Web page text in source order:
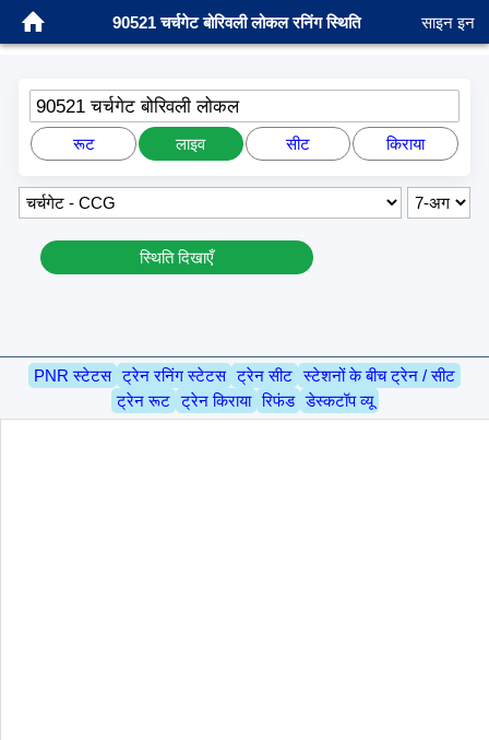
90521 चर्चगेट बोरिवली लोकल रनिंग स्थिति साइन इन
90521 चर्चगेट बोरिवली लोकल
रूट लाइव सीट किराया
स्थिति दिखाएँ
PNR स्टेटस ट्रेन रनिंग स्टेटस ट्रेन सीट स्टेशनों के बीच ट्रेन / सीट
ट्रेन रूट ट्रेन किराया रिफंड डेस्कटॉप व्यू